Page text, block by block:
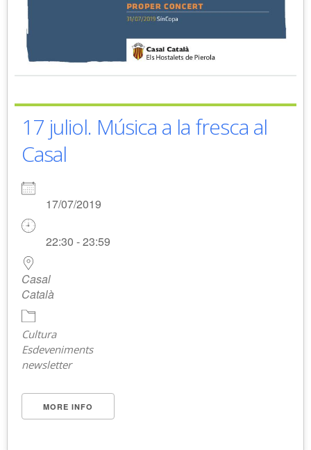
17 juliol. Música a la fresca al
Casal
17/07/2019
22:30 - 23:59
Casal
Català
Cultura
Esdeveniments
newsletter
MORE INFO